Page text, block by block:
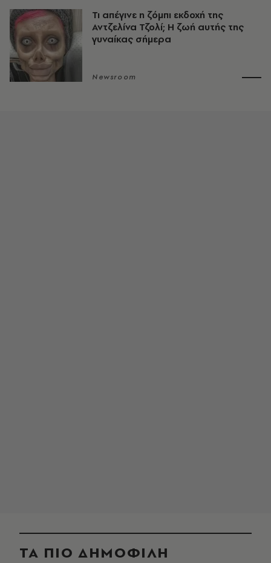
Τι απέγινε η ζόμπι εκδοχή της
Αντζελίνα Τζολί; Η ζωή αυτής της
γυναίκας σήμερα
Newsroom
ΤΑ ΠΙΟ ΔΗΜΟΦΙΛΗ